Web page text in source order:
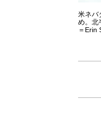
米ネバ
め。北
＝Erin